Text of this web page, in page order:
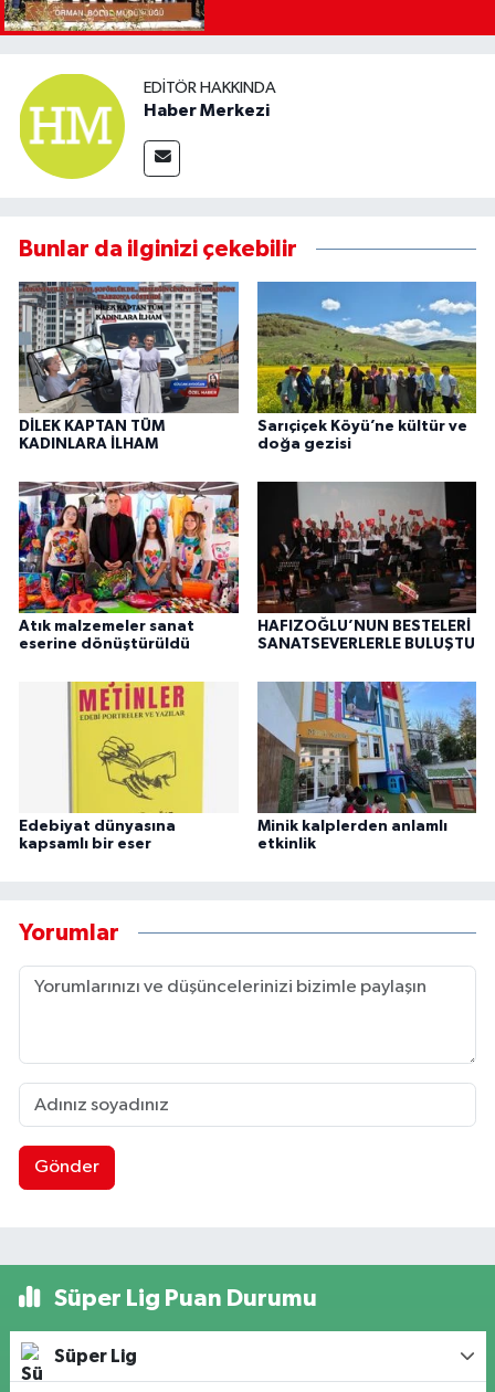
EDITÖR HAKKINDA
Haber Merkezi
Bunlar da ilginizi çekebilir
DİLEK KAPTAN TÜM
KADINLARA İLHAM
Sarıçiçek Köyü’ne kültür ve
doğa gezisi
Atık malzemeler sanat
eserine dönüştürüldü
HAFIZOĞLU’NUN BESTELERİ
SANATSEVERLERLE BULUŞTU
Edebiyat dünyasına
kapsamlı bir eser
Minik kalplerden anlamlı
etkinlik
Yorumlar
Gönder
Süper Lig Puan Durumu
Süper Lig